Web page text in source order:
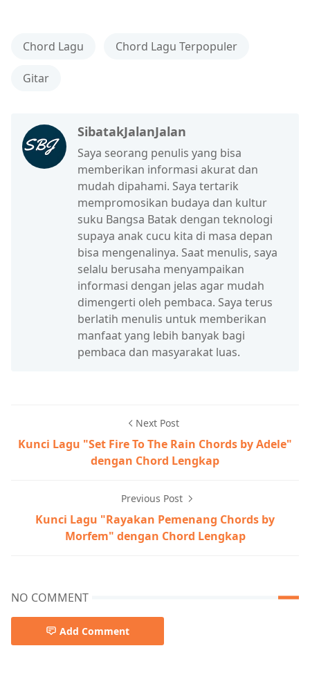
Chord Lagu Chord Lagu Terpopuler
Gitar
SibatakJalanJalan
Saya seorang penulis yang bisa
memberikan informasi akurat dan
mudah dipahami. Saya tertarik
mempromosikan budaya dan kultur
suku Bangsa Batak dengan teknologi
supaya anak cucu kita di masa depan
bisa mengenalinya. Saat menulis, saya
selalu berusaha menyampaikan
informasi dengan jelas agar mudah
dimengerti oleh pembaca. Saya terus
berlatih menulis untuk memberikan
manfaat yang lebih banyak bagi
pembaca dan masyarakat luas.
Next Post
Kunci Lagu "Set Fire To The Rain Chords by Adele"
dengan Chord Lengkap
Previous Post
Kunci Lagu "Rayakan Pemenang Chords by
Morfem" dengan Chord Lengkap
NO COMMENT
Add Comment